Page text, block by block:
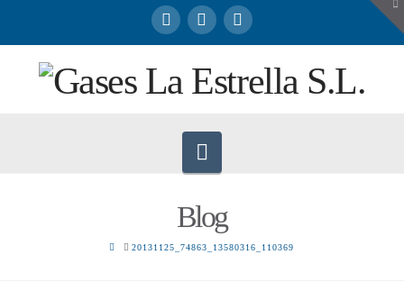
Navigation
Blog
HOME20131125_74863_13580316_110369